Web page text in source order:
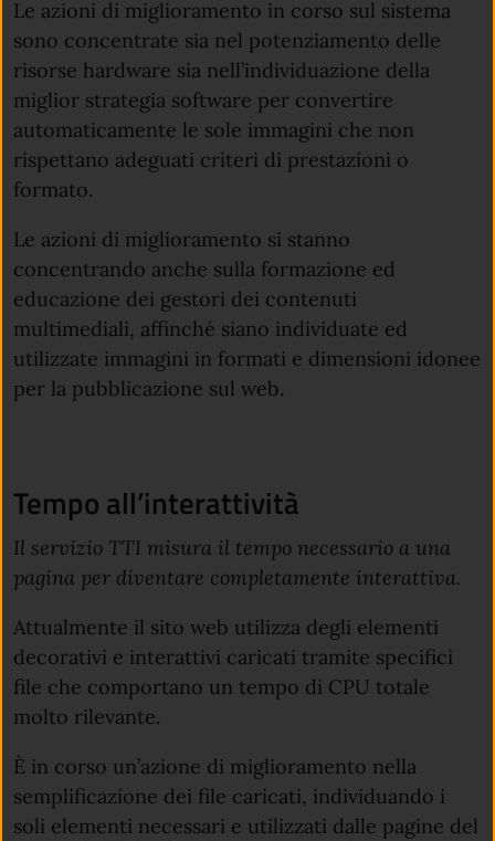
Le azioni di miglioramento in corso sul sistema
sono concentrate sia nel potenziamento delle
risorse hardware sia nell’individuazione della
miglior strategia software per convertire
automaticamente le sole immagini che non
rispettano adeguati criteri di prestazioni o
formato.
Le azioni di miglioramento si stanno
concentrando anche sulla formazione ed
educazione dei gestori dei contenuti
multimediali, affinché siano individuate ed
utilizzate immagini in formati e dimensioni idonee
per la pubblicazione sul web.
Tempo all’interattività
Il servizio TTI misura il tempo necessario a una
pagina per diventare completamente interattiva.
Attualmente il sito web utilizza degli elementi
decorativi e interattivi caricati tramite specifici
file che comportano un tempo di CPU totale
molto rilevante.
È in corso un’azione di miglioramento nella
semplificazione dei file caricati, individuando i
soli elementi necessari e utilizzati dalle pagine del